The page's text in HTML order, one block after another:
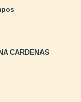
CARDENAS